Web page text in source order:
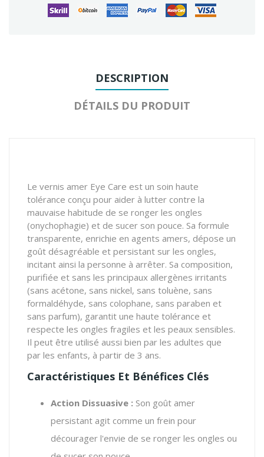
DESCRIPTION
DÉTAILS DU PRODUIT
Le vernis amer Eye Care est un soin haute
tolérance conçu pour aider à lutter contre la
mauvaise habitude de se ronger les ongles
(onychophagie) et de sucer son pouce. Sa formule
transparente, enrichie en agents amers, dépose un
goût désagréable et persistant sur les ongles,
incitant ainsi la personne à arrêter. Sa composition,
purifiée et sans les principaux allergènes irritants
(sans acétone, sans nickel, sans toluène, sans
formaldéhyde, sans colophane, sans paraben et
sans parfum), garantit une haute tolérance et
respecte les ongles fragiles et les peaux sensibles.
Il peut être utilisé aussi bien par les adultes que
par les enfants, à partir de 3 ans.
Caractéristiques Et Bénéfices Clés
Action Dissuasive : Son goût amer
persistant agit comme un frein pour
décourager l'envie de se ronger les ongles ou